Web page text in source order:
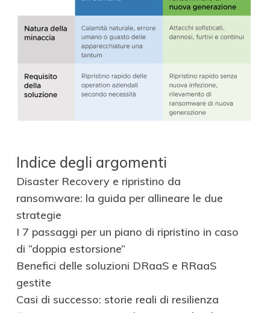
Indice degli argomenti
Disaster Recovery e ripristino da
ransomware: la guida per allineare le due
strategie
I 7 passaggi per un piano di ripristino in caso
di “doppia estorsione”
Benefici delle soluzioni DRaaS e RRaaS
gestite
Casi di successo: storie reali di resilienza